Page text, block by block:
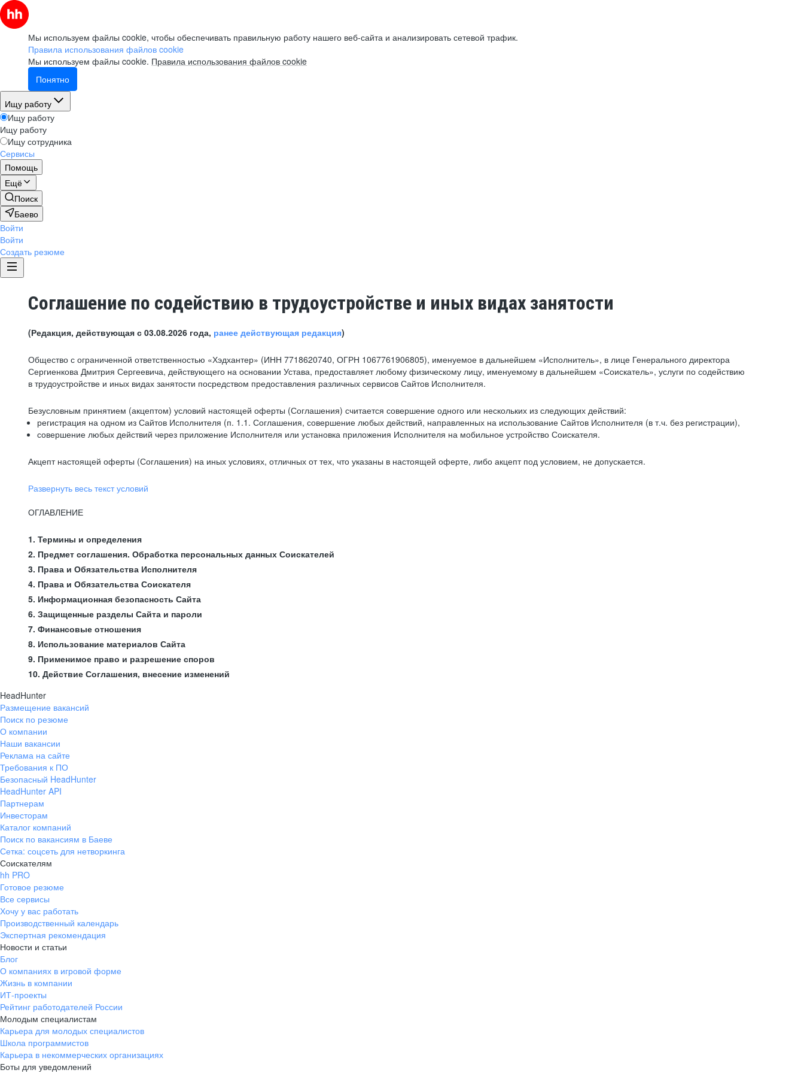
Мы используем файлы cookie, чтобы обеспечивать правильную работу нашего веб-сайта и анализировать сетевой трафик.
Правила использования файлов cookie
Мы используем файлы cookie. Правила использования файлов cookie
Понятно
Ищу работу
Ищу работу
Ищу работу
Ищу сотрудника
Сервисы
Помощь
Ещё
Поиск
Баево
Войти
Войти
Создать резюме
Соглашение по содействию в трудоустройстве и иных видах занятости
(Редакция, действующая с 03.08.2026 года, ранее действующая редакция)
Общество с ограниченной ответственностью «Хэдхантер» (ИНН 7718620740, ОГРН 1067761906805), именуемое в дальнейшем «Исполнитель», в лице Генерального директора
Сергиенкова Дмитрия Сергеевича, действующего на основании Устава, предоставляет любому физическому лицу, именуемому в дальнейшем «Соискатель», услуги по содействию
в трудоустройстве и иных видах занятости посредством предоставления различных сервисов Сайтов Исполнителя.
Безусловным принятием (акцептом) условий настоящей оферты (Соглашения) считается совершение одного или нескольких из следующих действий:
регистрация на одном из Сайтов Исполнителя (п. 1.1. Соглашения, совершение любых действий, направленных на использование Сайтов Исполнителя (в т.ч. без регистрации),
совершение любых действий через приложение Исполнителя или установка приложения Исполнителя на мобильное устройство Соискателя.
Акцепт настоящей оферты (Соглашения) на иных условиях, отличных от тех, что указаны в настоящей оферте, либо акцепт под условием, не допускается.
Развернуть весь текст условий
ОГЛАВЛЕНИЕ
1. Термины и определения
2. Предмет соглашения. Обработка персональных данных Соискателей
3. Права и Обязательства Исполнителя
4. Права и Обязательства Соискателя
5. Информационная безопасность Сайта
6. Защищенные разделы Сайта и пароли
7. Финансовые отношения
8. Использование материалов Сайта
9. Применимое право и разрешение споров
10. Действие Соглашения, внесение изменений
HeadHunter
Размещение вакансий
Поиск по резюме
О компании
Наши вакансии
Реклама на сайте
Требования к ПО
Безопасный HeadHunter
HeadHunter API
Партнерам
Инвесторам
Каталог компаний
Поиск по вакансиям в Баеве
Сетка: соцсеть для нетворкинга
Соискателям
hh PRO
Готовое резюме
Все сервисы
Хочу у вас работать
Производственный календарь
Экспертная рекомендация
Новости и статьи
Блог
О компаниях в игровой форме
Жизнь в компании
ИТ-проекты
Рейтинг работодателей России
Молодым специалистам
Карьера для молодых специалистов
Школа программистов
Карьера в некоммерческих организациях
Боты для уведомлений